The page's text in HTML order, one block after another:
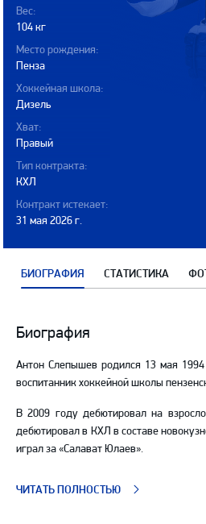
Вес:
104 кг
Место рождения:
Пенза
Хоккейная школа:
Дизель
Хват:
Правый
Тип контракта:
КХЛ
Контракт истекает:
31 мая 2026 г.
БИОГРАФИЯ СТАТИСТИКА
Биография
Биография
Антон Слепышев родился 13 мая
воспитанник хоккейной школы
В 2009 году дебютировал на
дебютировал в КХЛ в составе
играл за «Салават Юлаев».
ЧИТАТЬ ПОЛНОСТЬЮ